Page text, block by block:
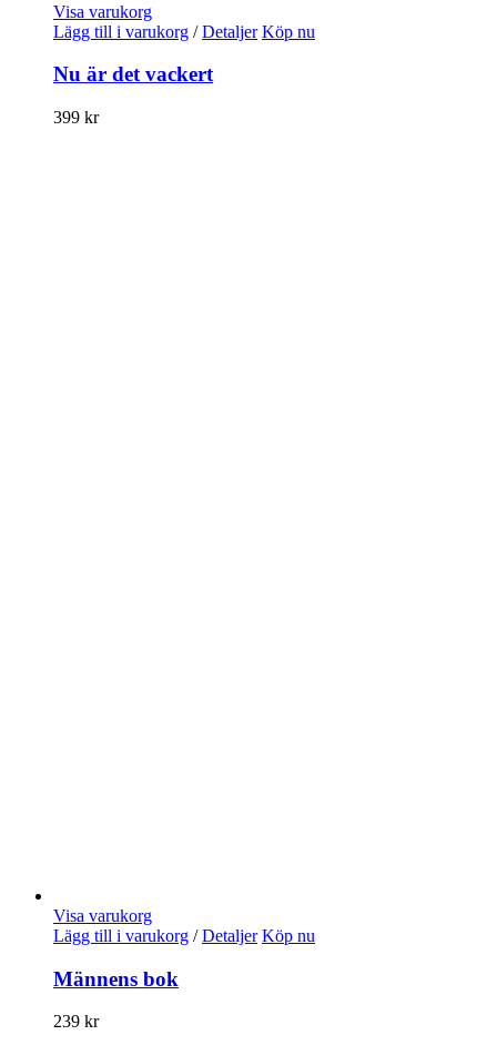
Visa varukorg
Lägg till i varukorg / Detaljer Köp nu
Nu är det vackert
399 kr
Visa varukorg
Lägg till i varukorg / Detaljer Köp nu
Männens bok
239 kr